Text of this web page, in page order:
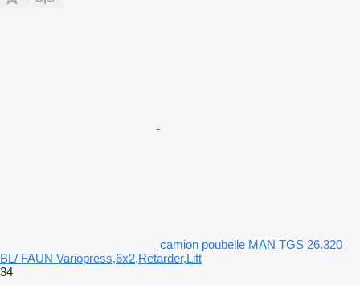
camion poubelle MAN TGS 26.320
BL/ FAUN Variopress,6x2,Retarder,Lift
34